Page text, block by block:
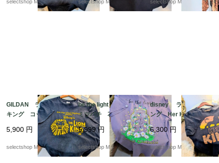
ルサルバドル製
selectshop Merci. selectshop Merci.
ズ
selectshop Merci.
GILDAN ライオン
キング コットン ブ
ラック Mサイズ Lio
n King ギルダン ウル
トラコットン 両面プリ
5,900 円
selectshop Merci.
be the light フラワー
ミツバチ 花 USA T
シャツ パープル
紫 コットン Lサ
イズ
5,999円
selectshop Merci.
disney ライオン キ
ング Her KING コッ
トン ブラック Lサイ
ズ Lion King シン
バ ナラ
6,300円
selectshop Merci.